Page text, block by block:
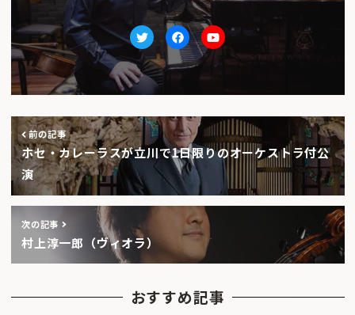
TwitterfacebookYoutube
前の記事
ホセ・カレーラスが立川で1日限りのオーケストラ付公
演
次の記事
村上淳一郎（ヴィオラ）
おすすめ記事